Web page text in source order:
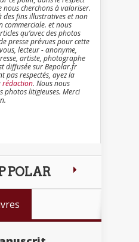
cherchons à valoriser.
des fins illustratives et non
commerciale. et nous
qu’avec des photos
presse prévues pour cette
lecteur - anonyme,
artiste, photographe
diffusée sur Bepolar.fr
pas respectés, ayez la
rédaction. Nous nous
photos litigieuses. Merci
POLAR